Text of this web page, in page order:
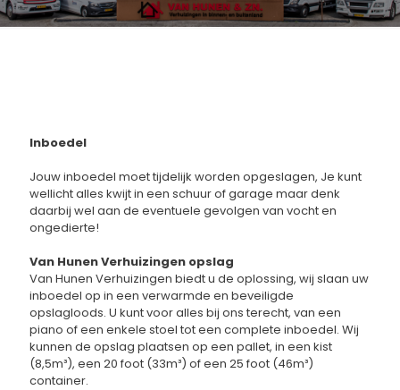
Inboedel
Jouw inboedel moet tijdelijk worden opgeslagen, Je kunt
wellicht alles kwijt in een schuur of garage maar denk
daarbij wel aan de eventuele gevolgen van vocht en
ongedierte!
Van Hunen Verhuizingen opslag
Van Hunen Verhuizingen biedt u de oplossing, wij slaan uw
inboedel op in een verwarmde en beveiligde
opslagloods. U kunt voor alles bij ons terecht, van een
piano of een enkele stoel tot een complete inboedel. Wij
kunnen de opslag plaatsen op een pallet, in een kist
(8,5m³), een 20 foot (33m³) of een 25 foot (46m³)
container.